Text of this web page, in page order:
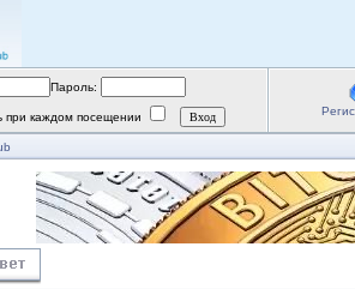
Пароль:
при каждом посещении